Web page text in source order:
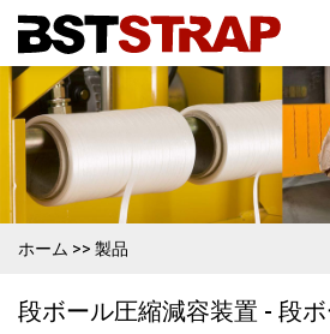
ホーム >> 製品
段ボール圧縮減容装置 - 段